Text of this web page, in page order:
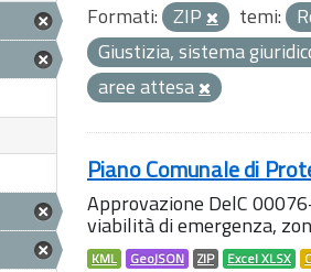
Formati: ZIP temi:
Giustizia, sistema
aree attesa
Piano Comunale di
Approvazione DelC
viabilità di emergenza,
KML GeoJSON ZIP Excel XLSX